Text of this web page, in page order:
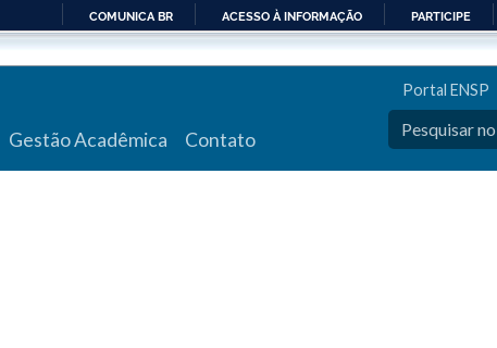
PARA
COMUNICA BR ACESSO À INFORMAÇÃO PARTICIPE
Gestão Acadêmica Contato
Portal ENSP